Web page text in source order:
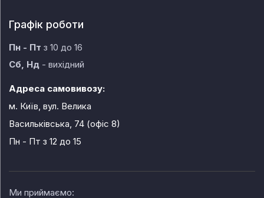
Графік роботи
Пн - Пт з 10 до 16
Сб, Нд - вихідний
Адреса самовивозу:
м. Київ, вул. Велика
Васильківська, 74 (офіс 8)
Пн - Пт з 12 до 15
Ми приймаємо: